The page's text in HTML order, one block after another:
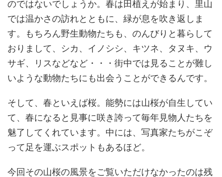
のではないでしょうか。春は田植えが始まり、里山
では温かさの訪れとともに、緑が息を吹き返しま
す。もちろん野生動物たちも、のんびりと暮らして
おりまして、シカ、イノシシ、キツネ、タヌキ、ウ
サギ、リスなどなど・・・街中では見ることが難し
いような動物たちにも出会うことができるんです。
そして、春といえば桜。能勢には山桜が自生してい
て、春になると見事に咲き誇って毎年見物人たちを
魅了してくれています。中には、写真家たちがこぞ
って足を運ぶスポットもあるほど。
今回その山桜の風景をご覧いただけなかったのは残